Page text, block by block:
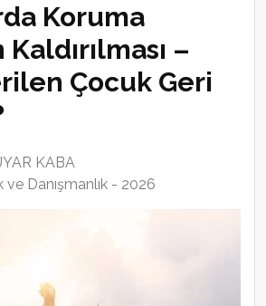
Koruma
Kaldırılması –
Çocuk Geri
KABA
ve Danışmanlık - 2026